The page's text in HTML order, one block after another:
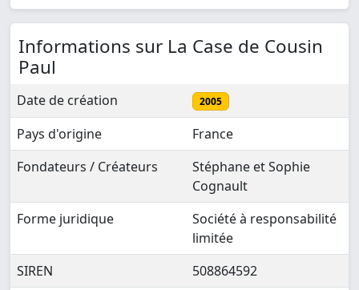
Informations sur La Case de Cousin
Paul
Date de création 2005
Pays d'origine
France
Fondateurs / Créateurs
Stéphane et Sophie
Cognault
Forme juridique
Société à responsabilité
limitée
SIREN
508864592